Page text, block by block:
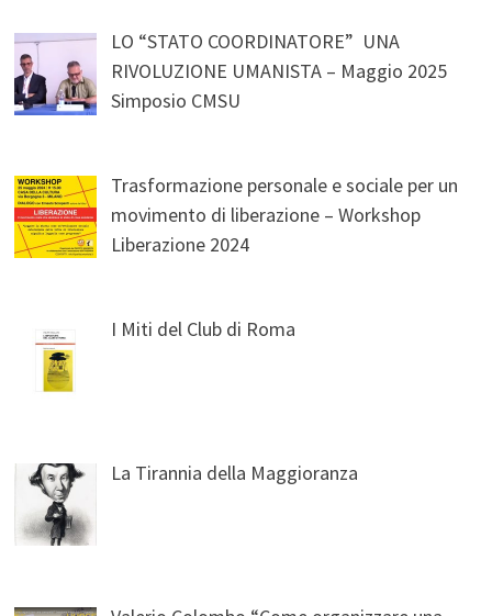
LO “STATO COORDINATORE” UNA
RIVOLUZIONE UMANISTA – Maggio 2025
Simposio CMSU
Trasformazione personale e sociale per un
movimento di liberazione – Workshop
Liberazione 2024
I Miti del Club di Roma
La Tirannia della Maggioranza